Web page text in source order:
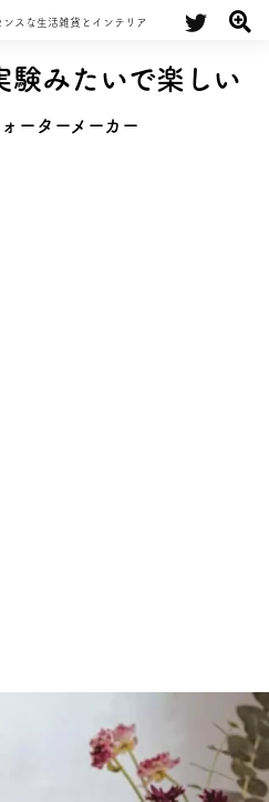
ンスな生活雑貨とインテリア
験みたいで楽しい
ーターメーカー